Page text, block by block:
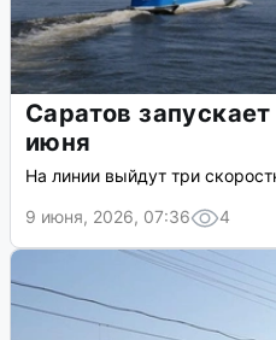
Саратов
июня
На линии выйдут три
9 июня, 2026, 07:36
4